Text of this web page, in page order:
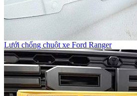
Lưới chống chuột xe Ford Ranger